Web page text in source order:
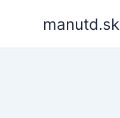
manutd.sk